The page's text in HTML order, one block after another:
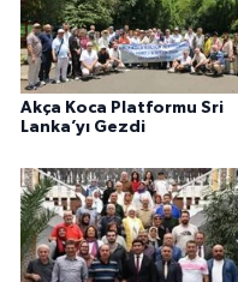
Akça Koca Platformu Sri
Lanka’yı Gezdi